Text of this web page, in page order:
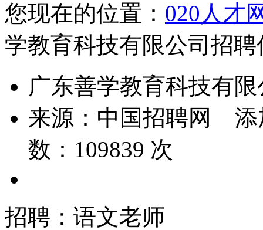
您现在的位置： 020人才
学教育科技有限公司招聘
广东善学教育科技有
来源： 中国招聘网
添
数： 109839 次
招聘：语文老师